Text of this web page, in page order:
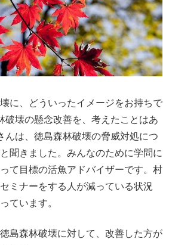
に、どういったイメージをお持ちで
破壊の懸念改善を、考えたことはあ
んは、徳島森林破壊の脅威対処につ
聞きました。みんなのために学問に
て目標の活魚アドバイザーです。村
ミナーをする人が減っている状況
ています。
島森林破壊に対して、改善した方が